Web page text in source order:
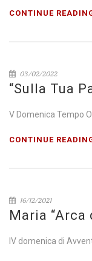
CONTINUE
03/02/2022
“Sulla Tua
V Domenica Tempo
CONTINUE
16/12/2021
Maria “Arca
IV domenica di